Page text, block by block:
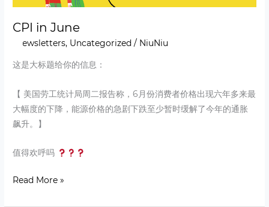
CPI in June
Newsletters, Uncategorized / NiuNiu
这是大标题给你的信息：
【 美国劳工统计局周二报告称，6月份消费者价格出现六年多来最
大幅度的下降，能源价格的急剧下跌至少暂时缓解了今年的通胀
飙升。】
值得欢呼吗
Read More »